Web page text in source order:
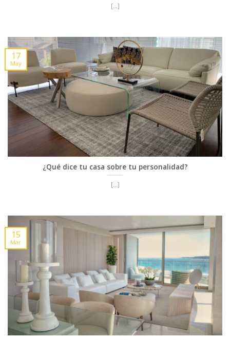
[...]
¿Qué dice tu casa sobre tu personalidad?
[...]
17
May
15
Mar